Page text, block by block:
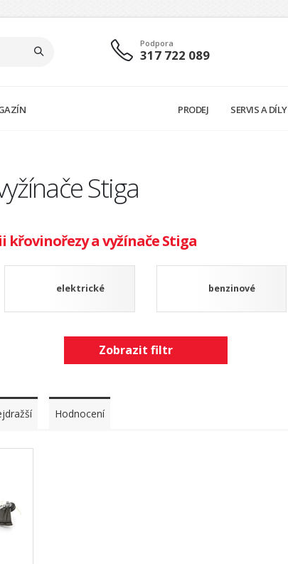
Podpora
317 722 089
PRODEJ SERVIS A DÍLY
Stiga
křovinořezy a vyžínače Stiga
elektrické benzinové
Zobrazit filtr
Hodnocení